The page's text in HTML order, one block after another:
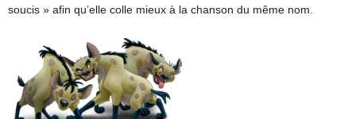
soucis » afin qu’elle colle mieux à la chanson du même nom.